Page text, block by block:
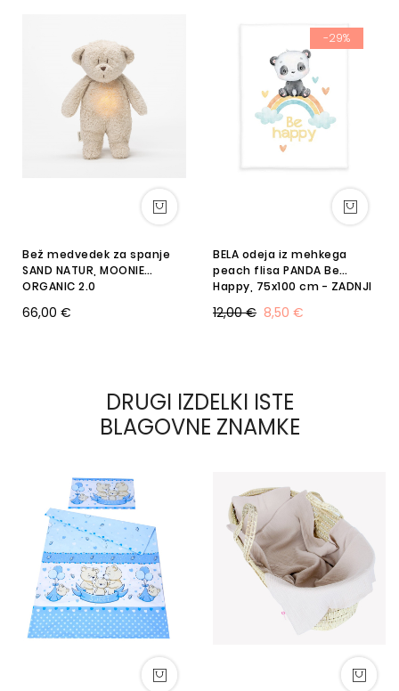
Bež medvedek za spanje
SAND NATUR, MOONIE
ORGANIC 2.0
66,00 €
-29%
BELA odeja iz mehkega
peach flisa PANDA Be
Happy, 75x100 cm - ZADNJI
8,50 €
12,00 €
DRUGI IZDELKI ISTE
BLAGOVNE ZNAMKE